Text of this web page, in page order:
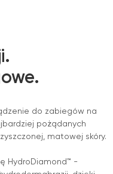
do zabiegów na
pożądanych
matowej skóry.
HydroDiamond™ -